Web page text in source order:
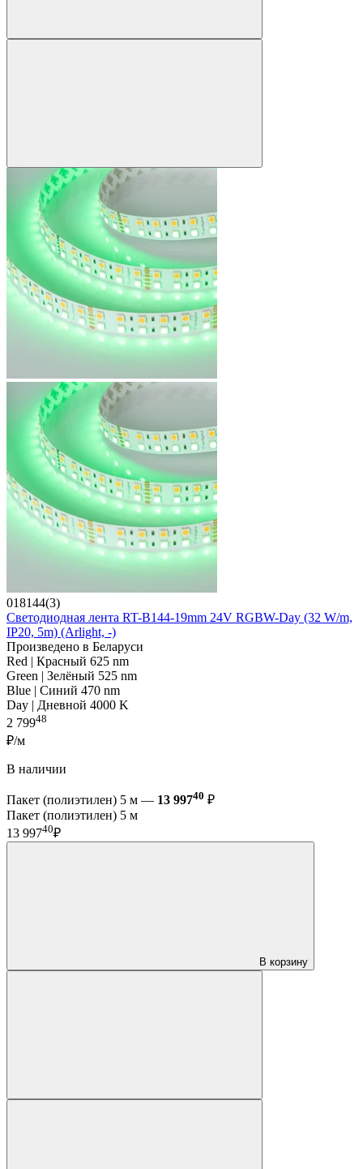
018144(3)
Светодиодная лента RT-B144-19mm 24V RGBW-Day (32 W/m,
IP20, 5m) (Arlight, -)
Произведено в Беларуси
Red | Красный 625 nm
Green | Зелёный 525 nm
Blue | Синий 470 nm
Day | Дневной 4000 K
2 79948
₽/м
В наличии
Пакет (полиэтилен) 5 м — 13 99740 ₽
Пакет (полиэтилен) 5 м
13 99740₽
В корзину